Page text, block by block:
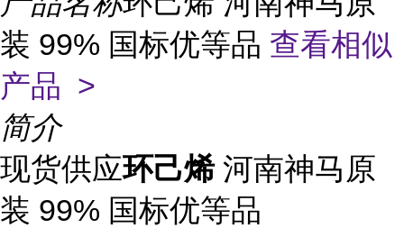
装 99% 国标优等品 查看相似
产品 >
简介
现货供应环己烯 河南神马原
装 99% 国标优等品